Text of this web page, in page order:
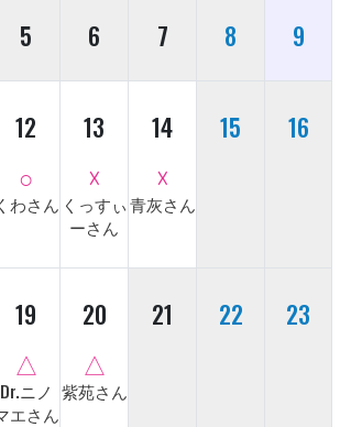
5 6 7 8 9
12
○
わさん
13
☓
くっすぃ
ーさん
14
☓
青灰さん
15 16
19
△
Dr.ニノ
エさん
20
△
紫苑さん
21 22 23